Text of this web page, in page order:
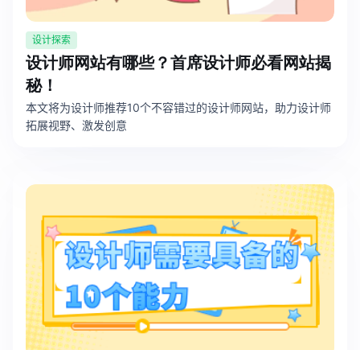
设计探索
设计师网站有哪些？首席设计师必看网站揭
秘！
本文将为设计师推荐10个不容错过的设计师网站，助力设计师
拓展视野、激发创意